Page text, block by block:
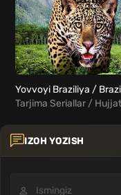
IZOH YOZISH